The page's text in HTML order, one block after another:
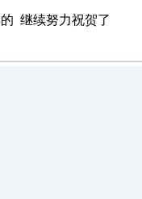
继续努力祝贺了